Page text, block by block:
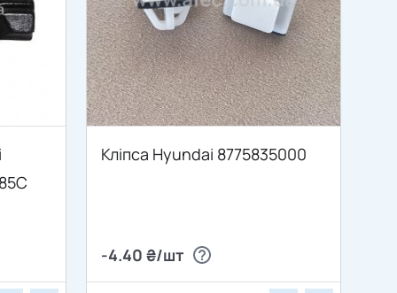
Кліпса Hyundai 8775835000
-4.40 ₴/шт